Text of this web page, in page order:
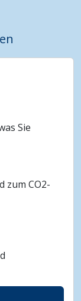
Sie
zum CO2-